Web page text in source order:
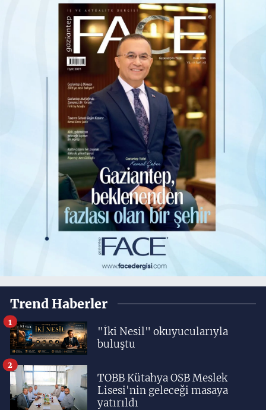
Trend Haberler
"İki Nesil" okuyucularıyla
buluştu
1
TOBB Kütahya OSB Meslek
Lisesi'nin geleceği masaya
yatırıldı
2